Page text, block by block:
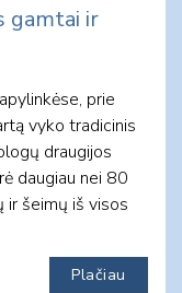
gamtai ir
prie
vyko tradicinis
draugijos
daugiau nei 80
šeimų iš visos
Plačiau